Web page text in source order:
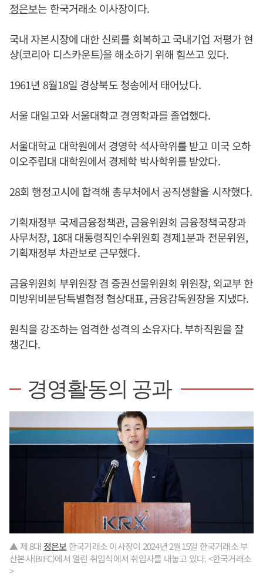
정은보는 한국거래소 이사장이다.
국내 자본시장에 대한 신뢰를 회복하고 국내기업 저평가 현
상(코리아 디스카운트)을 해소하기 위해 힘쓰고 있다.
1961년 8월18일 경상북도 청송에서 태어났다.
서울 대일고와 서울대학교 경영학과를 졸업했다.
서울대학교 대학원에서 경영학 석사학위를 받고 미국 오하
이오주립대 대학원에서 경제학 박사학위를 받았다.
28회 행정고시에 합격해 총무처에서 공직생활을 시작했다.
기획재정부 국제금융정책관, 금융위원회 금융정책국장과
사무처장, 18대 대통령직인수위원회 경제1분과 전문위원,
기획재정부 차관보로 근무했다.
금융위원회 부위원장 겸 증권선물위원회 위원장, 외교부 한
미방위비분담특별협정 협상대표, 금융감독원장을 지냈다.
원칙을 강조하는 엄격한 성격의 소유자다. 부하직원을 잘
챙긴다.
경영활동의 공과
▲ 제 8대 정은보 한국거래소 이사장이 2024년 2월15일 한국거래소 부
산본사(BIFC)에서 열린 취임식에서 취임사를 내놓고 있다. <한국거래소
>